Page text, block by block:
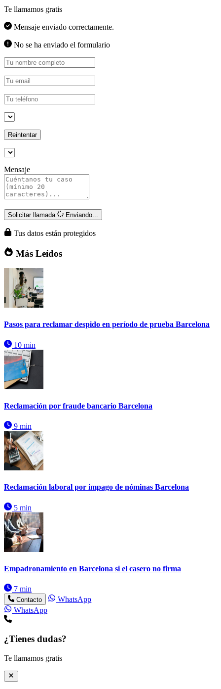
Te llamamos gratis
Mensaje enviado correctamente.
No se ha enviado el formulario
Reintentar
Mensaje
Solicitar llamada Enviando...
Tus datos están protegidos
Más Leídos
Pasos para reclamar despido en período de prueba Barcelona
10 min
Reclamación por fraude bancario Barcelona
9 min
Reclamación laboral por impago de nóminas Barcelona
5 min
Empadronamiento en Barcelona si el casero no firma
7 min
Contacto
WhatsApp
WhatsApp
¿Tienes dudas?
Te llamamos gratis